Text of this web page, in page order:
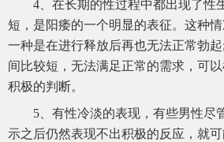
4、在长期的性过程中都出现了性
短，是阳痿的一个明显的表征。这种
一种是在进行释放后再也无法正常勃
间比较短，无法满足正常的需求，可
积极的判断。
5、有性冷淡的表现，有些男性尽
示之后仍然表现不出积极的反应，就可